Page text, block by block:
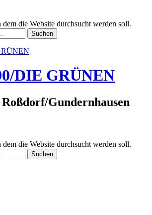
die Website durchsucht werden soll.
Suchen
DIE GRÜNEN
Gundernhausen
die Website durchsucht werden soll.
Suchen